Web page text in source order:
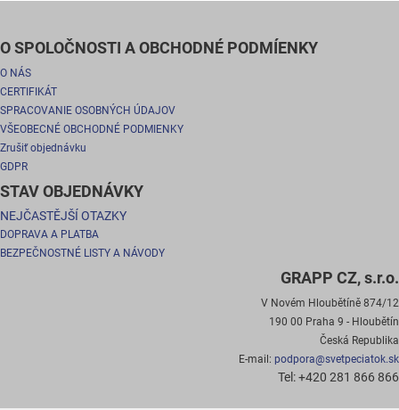
O SPOLOČNOSTI A OBCHODNÉ PODMÍENKY
O NÁS
CERTIFIKÁT
SPRACOVANIE OSOBNÝCH ÚDAJOV
VŠEOBECNÉ OBCHODNÉ PODMIENKY
Zrušiť objednávku
GDPR
STAV OBJEDNÁVKY
NEJČASTĚJŠÍ OTAZKY
DOPRAVA A PLATBA
BEZPEČNOSTNÉ LISTY A NÁVODY
GRAPP CZ, s.r.o.
V Novém Hloubětíně 874/12
190 00 Praha 9 - Hloubětín
Česká Republika
E-mail: podpora@svetpeciatok.sk
Tel: +420 281 866 866